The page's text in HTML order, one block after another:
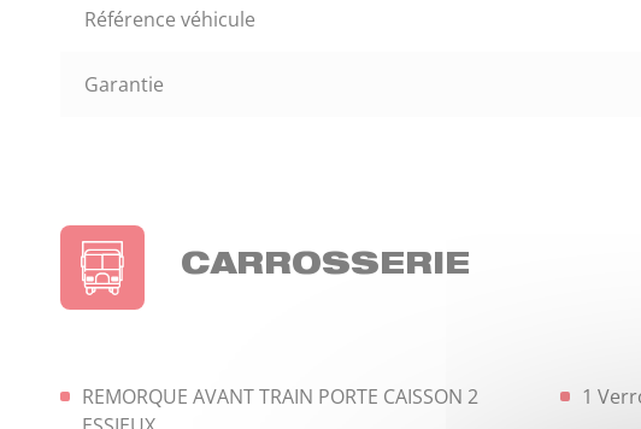
Référence véhicule
Garantie
CARROSSERIE
REMORQUE AVANT TRAIN PORTE CAISSON 2
1